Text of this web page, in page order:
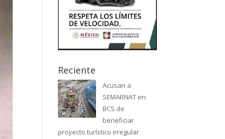
Reciente
Acusan a
SEMARNAT en
BCS de
beneficiar
proyecto turístico irregular